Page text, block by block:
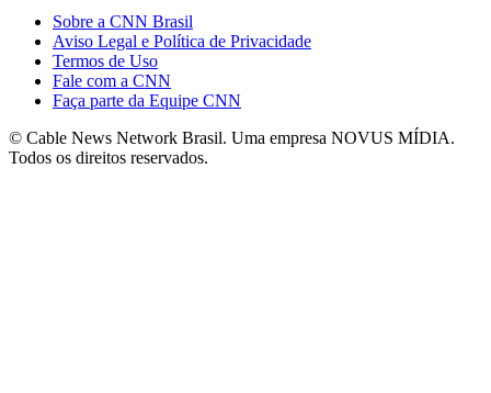
Sobre a CNN Brasil
Aviso Legal e Política de Privacidade
Termos de Uso
Fale com a CNN
Faça parte da Equipe CNN
© Cable News Network Brasil. Uma empresa NOVUS MÍDIA.
Todos os direitos reservados.